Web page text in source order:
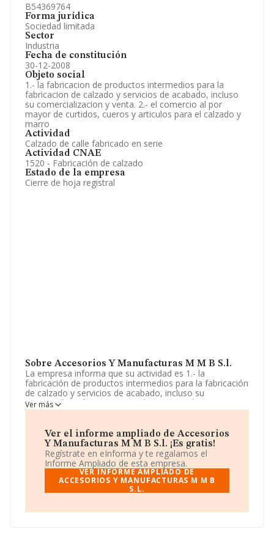
B54369764
Forma jurídica
Sociedad limitada
Sector
Industria
Fecha de constitución
30-12-2008
Objeto social
1.- la fabricacion de productos intermedios para la
fabricacion de calzado y servicios de acabado, incluso
su comercializacion y venta. 2.- el comercio al por
mayor de curtidos, cueros y articulos para el calzado y
marro
Actividad
Calzado de calle fabricado en serie
Actividad CNAE
1520 - Fabricación de calzado
Estado de la empresa
Cierre de hoja registral
Sobre Accesorios Y Manufacturas M M B S.l.
La empresa informa que su actividad es 1.- la
fabricación de productos intermedios para la fabricación
de calzado y servicios de acabado, incluso su
comercialización y venta. 2.- el comercio al por mayor
de curtidos, cueros y artículos para el calzado y marro.
actividad de referencia CNAE corresponde a 'Fabricación
de calzado', cuyo Código es 1520. La empresa no tiene
actividad en mercados exteriores.
La compañíaAccesorios y Manufacturas M M B S.L
con NIF B54369764, está situada en Calle San Quintin
núm. 16, (03600), en el municipio de Elda, Alicante,
Ver más
Ver el informe ampliado de Accesorios
Y Manufacturas M M B S.l. ¡Es gratis!
Regístrate en eInforma y te regalamos el
Informe Ampliado de esta empresa.
VER INFORME AMPLIADO DE
ACCESORIOS Y MANUFACTURAS M M B
S.L.